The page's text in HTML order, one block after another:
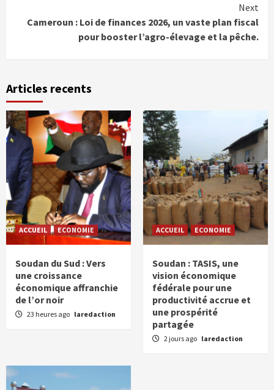
Next
Cameroun : Loi de finances 2026, un vaste plan fiscal
pour booster l’agro-élevage et la pêche.
Articles recents
ACCUEIL ECONOMIE
Soudan du Sud : Vers
une croissance
économique affranchie
de l’or noir
23 heures ago laredaction
ACCUEIL ECONOMIE
Soudan : TASIS, une
vision économique
fédérale pour une
productivité accrue et
une prospérité
partagée
2 jours ago laredaction